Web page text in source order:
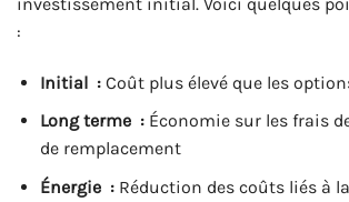
:
Initial :Coût plus élevé que les
Long terme :Économie sur les frais
de remplacement
Énergie :Réduction des coûts liés à